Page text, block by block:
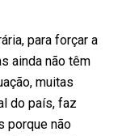
para forçar a
ainda não têm
muitas
do país, faz
porque não